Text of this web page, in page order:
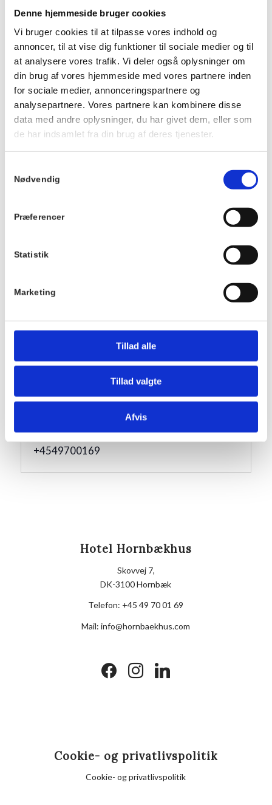
Denne hjemmeside bruger cookies
Vi bruger cookies til at tilpasse vores indhold og
annoncer, til at vise dig funktioner til sociale medier og til
at analysere vores trafik. Vi deler også oplysninger om
din brug af vores hjemmeside med vores partnere inden
for sociale medier, annonceringspartnere og
analysepartnere. Vores partnere kan kombinere disse
data med andre oplysninger, du har givet dem, eller som
de har indsamlet fra din brug af deres tjenester.
Nødvendig
Præferencer
Statistik
Marketing
Tillad alle
Tillad valgte
Afvis
med 3 år betaler ikke.
Husk at reservere dine pladser på forhånd.
Ankom gerne ca. 20 minutter før, så du kan få noget at drikke
og finde en plads ved langbordet, inden maden serveres.
Vi kan ikke tilpasse maden eller garantere veganske, mælkefri
eller glutenfri muligheder.
Der tages forbehold for ændringer i menuen.
Du kan se menuen HER.
Info
9. april 2026
19:00 - 21:00
Fællesspisning
Pris:
Sted
Telefon
+4549700169
Hotel Hornbækhus
Skovvej 7,
DK-3100 Hornbæk
Telefon: +45 49 70 01 69
Mail:info@hornbaekhus.com
facebookinstagramlinkedin
Cookie- og privatlivspolitik
Cookie- og privatlivspolitik